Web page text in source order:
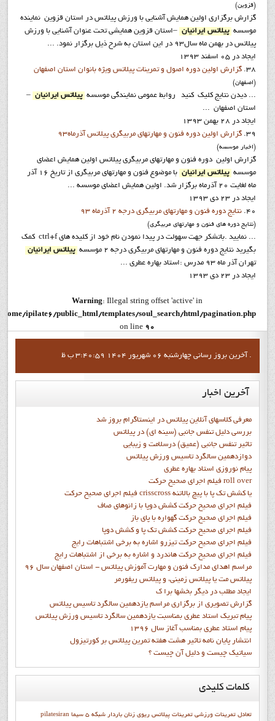
(قزوين)
گزارش برگزاری اولین همایش آشنایی با ورزش پیلاتس در استان قزوين نماينده
موسسه
پيلاتس ايرانيان –استان قزوين همايشي تحت عنوان آشنايي با ورزش
پيلاتس در بهمن ماه سال93 در اين استان به شرح ذيل برگزار نمود. ...
ایجاد در 05 اسفند 1393
38.
گزارش اولین دوره اصول و تمرینات پیلاتس ویژه بانوان استان اصفهان
(اصفهان)
... ديدن نتايج کليک کنيد روابط عمومي نمايندگي موسسه
پيلاتس ايرانيان –
استان اصفهان ...
ایجاد در 28 بهمن 1393
39.
گزارش اولين دوره فنون و مهارتهاي مربيگري پيلاتس آذرماه93
(اخبار موسسه)
گزارش اولين دوره فنون و مهارتهاي مربيگري پيلاتس اولين همايش اعضاي
موسسه
پيلاتس ايرانيان
با موضوع فنون و مهارتهاي مربيگري از تاريخ 16 آذر
ماه لغايت 20 آذرماه برگزار شد. اولين همايش اعضاي موسسه ...
ایجاد در 23 دی 1393
40.
نتايج دوره فنون و مهارتهاي مربيگري درجه 2 آذرماه 93
(نتايج دوره هاي فنون و مهارتهاي مربيگري)
... نماييد .باتشکر جهت سهولت در پيدا نمودن نام خود از کليده هاي ctrl+f کمک
بگيريد نتايج دوره فنون و مهارتهاي مربيگري درجه 2 موسسه
پيلاتس ايرانيان
تهران آذر ماه 93 مدرس :استاد بهاره عطري ...
ایجاد در 23 دی 1393
Warning: Illegal string offset 'active' in
home/ipilate6/public_html/templates/soul_search/html/pagination.php
on line 90
Warning: Illegal string offset 'active' in
home/ipilate6/public_html/templates/soul_search/html/pagination.php
on line96
home/ipilate6/public_html/templates/soul_search/html/pagination.php
on line 90
: Illegal string offset 'active' in
home/ipilate6/public_html/templates/soul_search/html/pagination.php
96
Warning: Illegal string offset 'active' in
home/ipilate6/public_html/templates/soul_search/html/pagination.php
on line90
Warning
: Illegal string offset 'active' in
home/ipilate6/public_html/templates/soul_search/html/pagination.php
on line
آخرين بروز رساني چهارشنبه 06 شهریور 1404 3:40:59 ب ظ .
آخرین اخبار
معرفی کلاسهای آنلاین پیلاتس در اینستاگرام بروز شد
بررسی دلیل تنفس جانبی (سینه ای) در پیلاتس
تاثیر تنفس جانبی (عمیق) درسلامت و زیبایی
دوازدهمين سالگرد تاسيس ورزش پيلاتس
پيام نوروزي استاد بهاره عطري
فيلم اجراي صحيح حرکت roll over
فيلم اجراي صحيح حركت crisscross يا كشش تك پا با پيچ بالاتنه
فيلم اجراي صحيح حرکت كشش دوپا با زانوهاي صاف
فيلم اجراي صحيح حرکت گهواره با پاي باز
فيلم اجراي صحيح حرکت کشش تک پا و کشش دوپا
فيلم اجراي صحيح حرکت تيزرو اشاره به برخي اشتباهات رايج
فيلم اجراي صحيح حرکت هاندرد و اشاره به برخي از اشتباهات رايج
مراسم اهدای مدارک فنون و مهارت آموزش پیلاتس - استان اصفهان سال 96
پیلاتس مت یا پیلاتس زمینی، و پیلاتس ریفورمر
ايجاد مطلب در ديگر بخشها برا ک
گزارش تصويري از برگزاري مراسم يازدهمين سالگرد تاسيس پيلاتس
پيام تبريک استاد عطري بمناسبت يازدهمين سالگرد تاسيس ورزش پيلاتس
پيام استاد عطري بمناسب آغاز سال 1396
انتشار پايان نامه تاثیر هشت هفته تمرین پیلاتس بر کورتیزول
سیاتیک چیست و دلیل آن چیست ؟
کلماتکلیدی
pilatesiran تعادل تمرينات ورزشي تمرينات پيلاتس ریوی زنان باردار شبكه 5 سيما